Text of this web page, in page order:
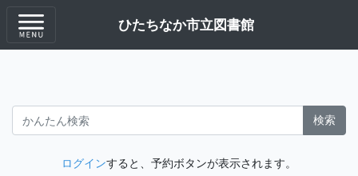
ひたちなか市立図書館
検索
ログインすると、予約ボタンが表示されます。